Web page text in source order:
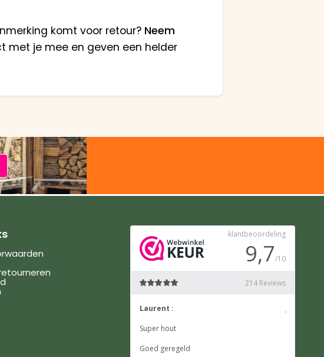
komt voor retour? Neem
met je mee en geven een helder